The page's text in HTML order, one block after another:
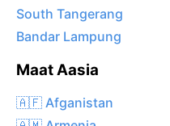
South Tangerang
Bandar Lampung
Maat Aasia
🇦🇫 Afganistan